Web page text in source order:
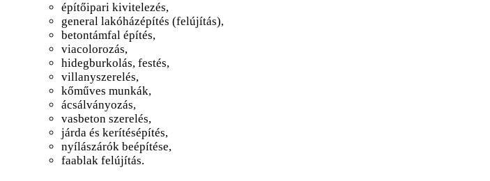
építőipari kivitelezés,
general lakóházépítés (felújítás),
betontámfal építés,
viacolorozás,
hidegburkolás, festés,
villanyszerelés,
kőműves munkák,
ácsálványozás,
vasbeton szerelés,
járda és kerítésépítés,
nyílászárók beépítése,
faablak felújítás.